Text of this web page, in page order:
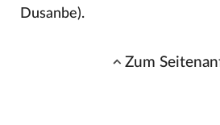
Dusanbe).
Zum